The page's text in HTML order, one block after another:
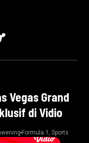
Vegas Grand
di Vidio
Formula 1 , Sports